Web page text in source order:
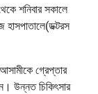
শনিবার সকালে
হাসপাতালে(ডক্টরস
গ্রেপ্তার
উন্নত চিকিৎসার